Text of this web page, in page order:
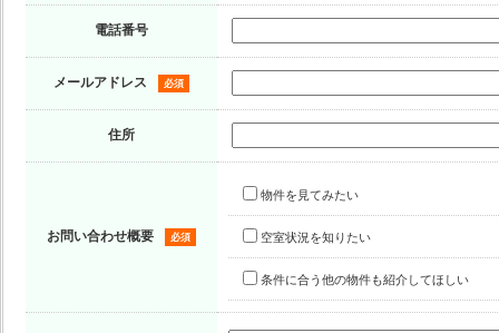
電話番号
メールアドレス 必須
住所
お問い合わせ概要 必須
物件を見てみたい
空室状況を知りたい
条件に合う他の物件も紹介してほしい